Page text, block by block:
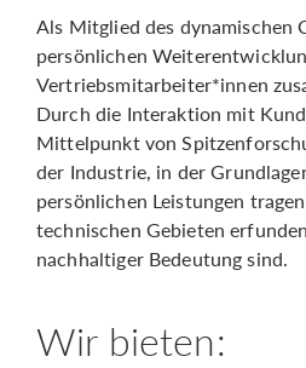
Als Mitglied des dynamischen
persönlichen
Vertriebsmitarbeiter*innen
Durch die Interaktion mit
Mittelpunkt von
der Industrie, in der
persönlichen Leistungen
technischen Gebieten
nachhaltiger Bedeutung sind.
Wir bieten: